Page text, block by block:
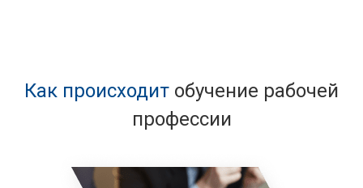
Как происходит обучение рабочей
профессии